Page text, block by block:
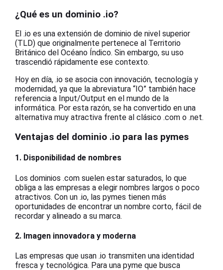
¿Qué es un dominio .io?
El .io es una extensión de dominio de nivel superior
(TLD) que originalmente pertenece al Territorio
Británico del Océano Índico. Sin embargo, su uso
trascendió rápidamente ese contexto.
Hoy en día, .io se asocia con innovación, tecnología y
modernidad, ya que la abreviatura “IO” también hace
referencia a Input/Output en el mundo de la
informática. Por esta razón, se ha convertido en una
alternativa muy atractiva frente al clásico .com o .net.
Ventajas del dominio .io para las pymes
1. Disponibilidad de nombres
Los dominios .com suelen estar saturados, lo que
obliga a las empresas a elegir nombres largos o poco
atractivos. Con un .io, las pymes tienen más
oportunidades de encontrar un nombre corto, fácil de
recordar y alineado a su marca.
2. Imagen innovadora y moderna
Las empresas que usan .io transmiten una identidad
fresca y tecnológica. Para una pyme que busca